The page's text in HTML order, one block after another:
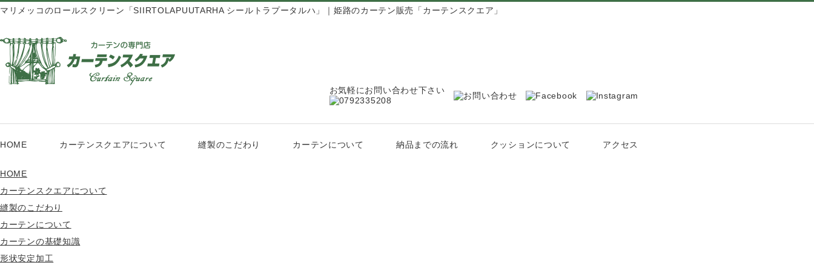
マリメッコのロールスクリーン「SIIRTOLAPUUTARHA シールトラプータルハ」｜姫路のカーテン販売「カーテンスクエア」
お気軽にお問い合わせ下さい
HOME カーテンスクエアについて 縫製のこだわり カーテンについて 納品までの流れ クッションについて アクセス
HOME
カーテンスクエアについて
縫製のこだわり
カーテンについて
カーテンの基礎知識
形状安定加工